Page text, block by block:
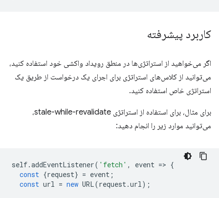
کاربرد پیشرفته
اگر می‌خواهید از استراتژی‌ها در منطق رویداد واکشی خود استفاده کنید،
می‌توانید از کلاس‌های استراتژی برای اجرای یک درخواست از طریق یک
استراتژی خاص استفاده کنید.
برای مثال، برای استفاده از استراتژی stale-while-revalidate،
می‌توانید موارد زیر را انجام دهید:
self.addEventListener( 'fetch' , event => {
const {request} = event ;
const url = new URL(request .url );